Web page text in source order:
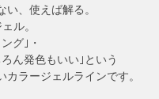
、使えば解る。
ル。
グ｣・
ん発色もいい｣という
ラージェルラインです。